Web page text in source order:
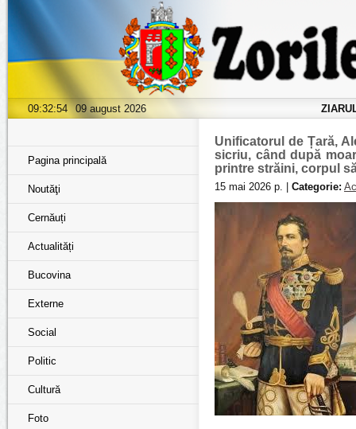
09:32:55 09 august 2026
Pagina principală
Noutăţi
Cernăuți
Actualități
Bucovina
Externe
Social
Politic
Cultură
Foto
Unificatorul de Țară,
sicriu, când după
printre străini, corpul
15 mai 2026 р. | Categorie: